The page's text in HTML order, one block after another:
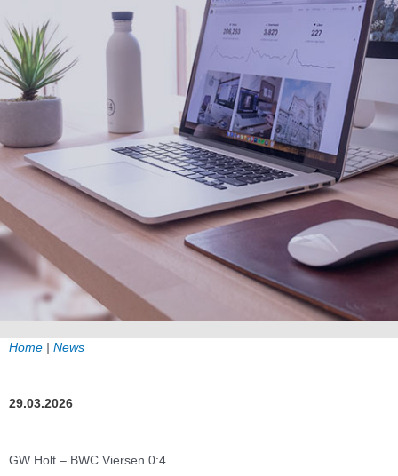
Home News
29.03.2026
GW Holt – BWC Viersen 0:4